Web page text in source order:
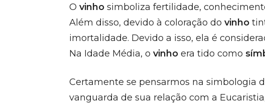
O vinho simboliza fertilidade,
Além disso, devido à coloração do vinho
imortalidade. Devido a isso, ela é
Na Idade Média, o vinho era tido como
Certamente se pensarmos na simbologia
vanguarda de sua relação com a